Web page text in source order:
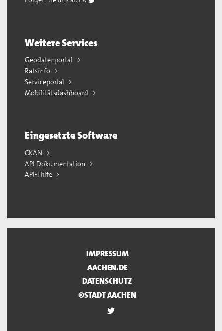
Weitere Services
Geodatenportal
Ratsinfo
Serviceportal
Mobilitätsdashboard
Eingesetzte Software
CKAN
API Dokumentation
API-Hilfe
IMPRESSUM
AACHEN.DE
DATENSCHUTZ
©STADT AACHEN